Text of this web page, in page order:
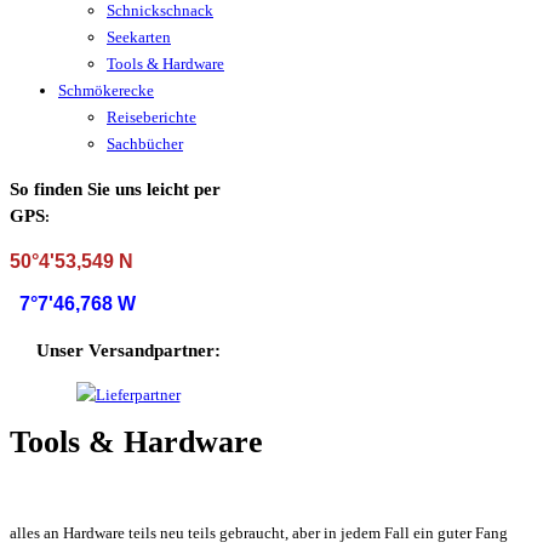
Schnickschnack
Seekarten
Tools & Hardware
Schmökerecke
Reiseberichte
Sachbücher
So finden Sie uns leicht per
GPS:
50°4'53,549 N
7°7'46,768 W
Unser Versandpartner:
Tools & Hardware
alles an Hardware teils neu teils gebraucht, aber in jedem Fall ein guter Fang